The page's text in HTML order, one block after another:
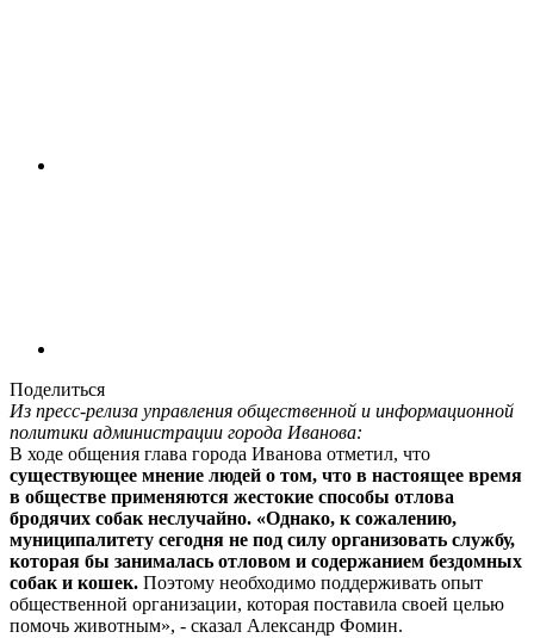
Поделиться
Из пресс-релиза управления общественной и информационной
политики администрации города Иванова:
В ходе общения глава города Иванова отметил, что
существующее мнение людей о том, что в настоящее время
в обществе применяются жестокие способы отлова
бродячих собак неслучайно. «Однако, к сожалению,
муниципалитету сегодня не под силу организовать службу,
которая бы занималась отловом и содержанием бездомных
собак и кошек. Поэтому необходимо поддерживать опыт
общественной организации, которая поставила своей целью
помочь животным», - сказал Александр Фомин.